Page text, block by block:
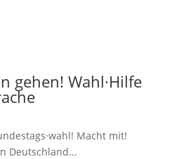
gehen! Wahl·Hilfe
Macht mit!
Deutsch­land...